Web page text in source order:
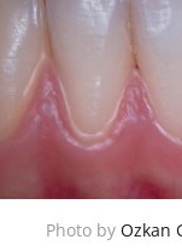
Photo by Ozkan